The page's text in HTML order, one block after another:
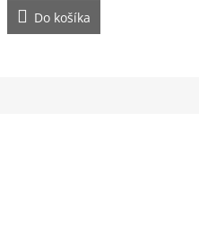
Do košíka